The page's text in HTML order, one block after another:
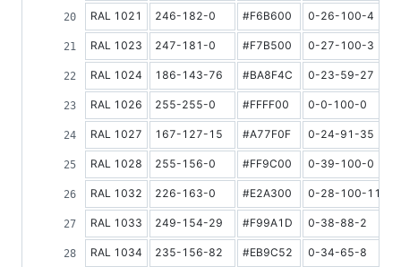
RAL 1021 246-182-0 #F6B600 0-26-100-4
RAL 1023 247-181-0 #F7B500 0-27-100-3
RAL 1024 186-143-76 #BA8F4C 0-23-59-27
RAL 1026 255-255-0 #FFFF00 0-0-100-0
RAL 1027 167-127-15 #A77F0F 0-24-91-35
RAL 1028 255-156-0 #FF9C00 0-39-100-0
RAL 1032 226-163-0 #E2A300 0-28-100-11
RAL 1033 249-154-29 #F99A1D 0-38-88-2
RAL 1034 235-156-82 #EB9C52 0-34-65-8